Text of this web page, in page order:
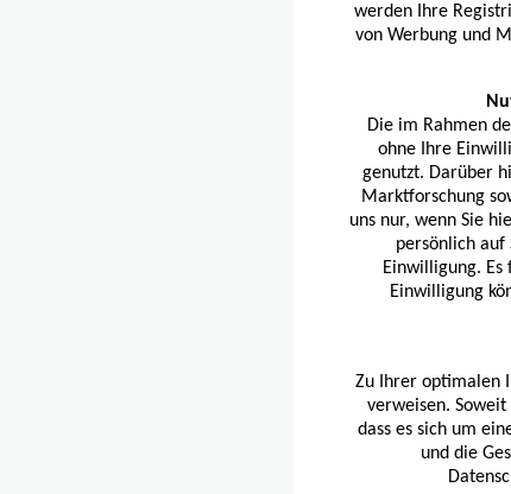
werden Ihre
von Werbung und
Die im Rahmen
ohne Ihre
genutzt. Darüber
Marktforschung
uns nur, wenn Sie
persönlich
Einwilligung.
Einwilligung
Zu Ihrer optimalen
verweisen.
dass es sich um
und die